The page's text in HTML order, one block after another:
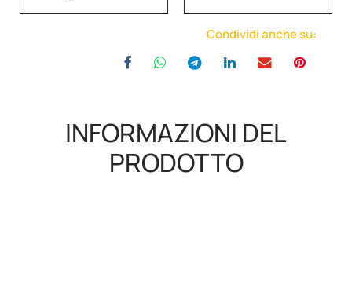
Condividi anche su:
INFORMAZIONI DEL
PRODOTTO